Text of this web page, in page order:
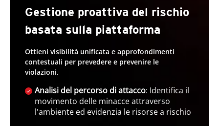
Gestione proattiva del rischio
basata sulla piattaforma
Ottieni visibilità unificata e approfondimenti
contestuali per prevedere e prevenire le
violazioni.
Analisi del percorso di attacco: Identifica il
movimento delle minacce attraverso
l'ambiente ed evidenzia le risorse a rischio